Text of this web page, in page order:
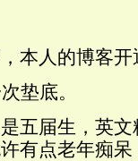
本人的博客
垫底。
五届生，英
有点老年痴